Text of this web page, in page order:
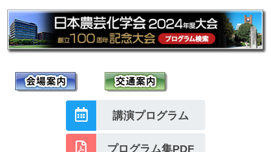
講演プログラム
プログラム集PDF